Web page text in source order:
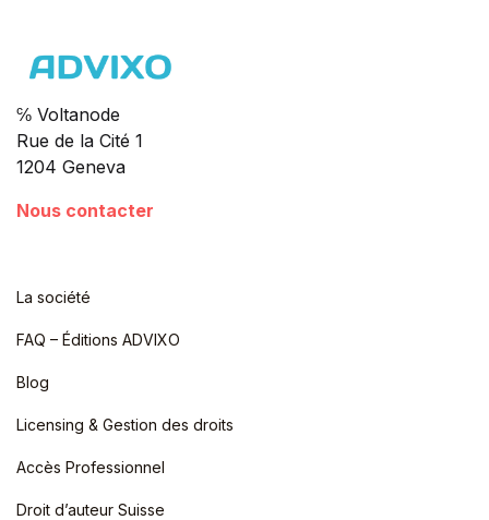
℅ Voltanode
Rue de la Cité 1
1204 Geneva
Nous contacter
La société
FAQ – Éditions ADVIXO
Blog
Licensing & Gestion des droits
Accès Professionnel
Droit d’auteur Suisse